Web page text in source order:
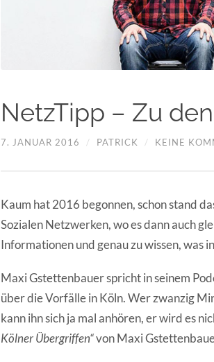
NetzTipp – Zu
7. JANUAR 2016 / PATRICK / KEINE
Kaum hat 2016 begonnen, schon stand
Sozialen Netzwerken, wo es dann auch
Informationen und genau zu wissen, was
Maxi Gstettenbauer spricht in seinem
über die Vorfälle in Köln. Wer zwanzig
kann ihn sich ja mal anhören, er wird es
Kölner Übergriffen“von Maxi